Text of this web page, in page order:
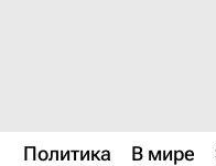
Политика В мире